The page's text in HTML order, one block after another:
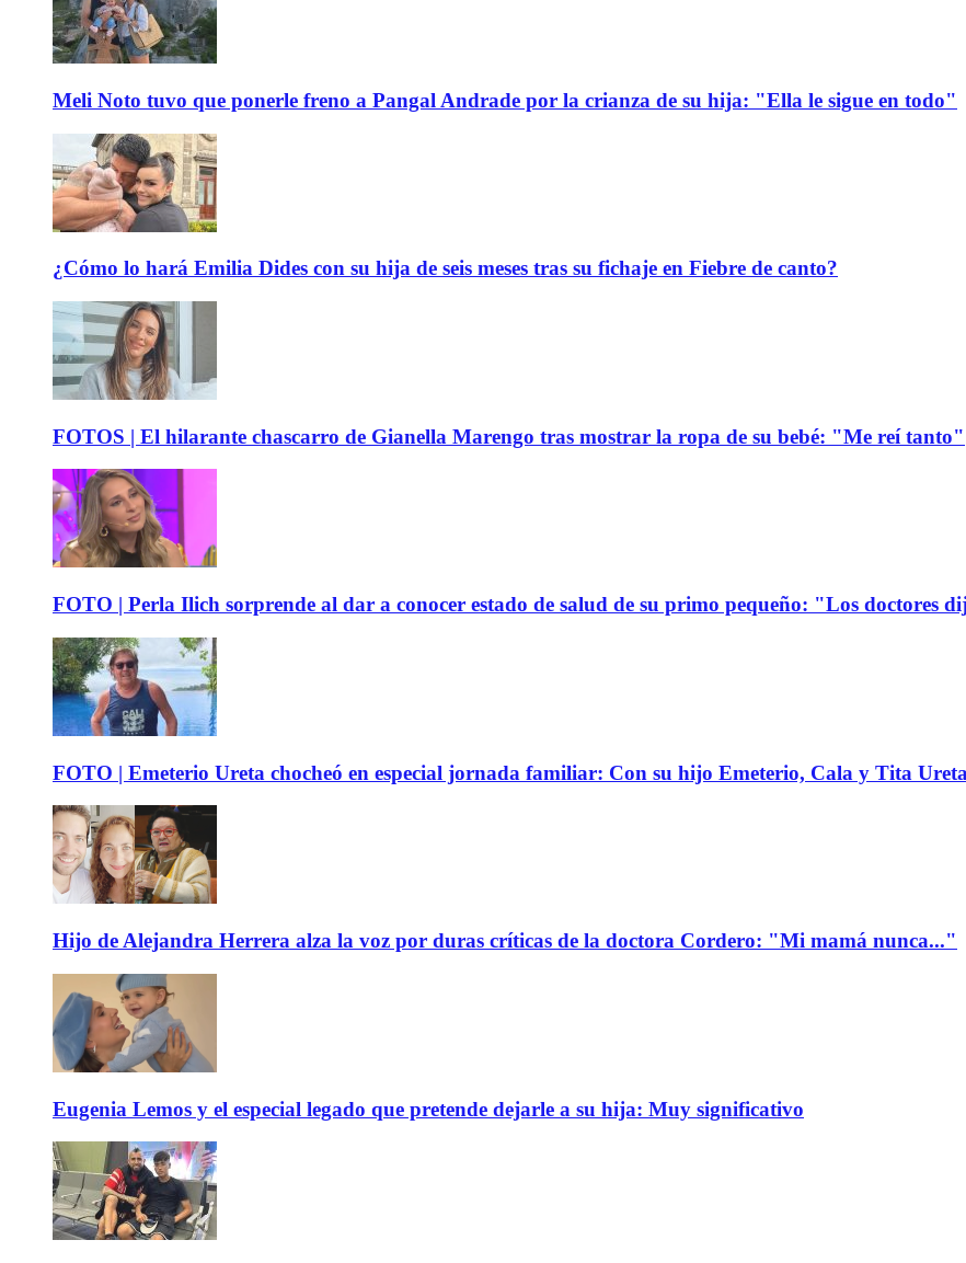
Meli Noto tuvo que ponerle freno a Pangal Andrade por la crianza de su hija: "Ella le sigue en todo"
¿Cómo lo hará Emilia Dides con su hija de seis meses tras su fichaje en Fiebre de canto?
FOTOS | El hilarante chascarro de Gianella Marengo tras mostrar la ropa de su bebé: "Me reí tanto"
FOTO | Perla Ilich sorprende al dar a conocer estado de salud de su primo pequeño: "Los doctores
FOTO | Emeterio Ureta chocheó en especial jornada familiar: Con su hijo Emeterio, Cala y Tita Ureta
Hijo de Alejandra Herrera alza la voz por duras críticas de la doctora Cordero: "Mi mamá nunca..."
Eugenia Lemos y el especial legado que pretende dejarle a su hija: Muy significativo